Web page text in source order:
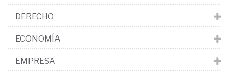
DERECHO
ECONOMÍA
EMPRESA